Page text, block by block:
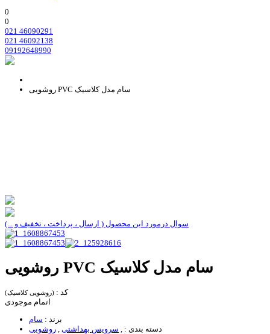
0
0
021 46090291
021 46092138
09192648990
روشویی PVC سام مدل کلاسیک
سوال درمورد این محصول ( ارسال ، پرداخت ، تخفیف و ...)
روشویی PVC سام مدل کلاسیک
کد : (روشویی کلاسیک)
اتمام موجودی
برند : سام
دسته بندی :
سرویس بهداشتی
روشویی